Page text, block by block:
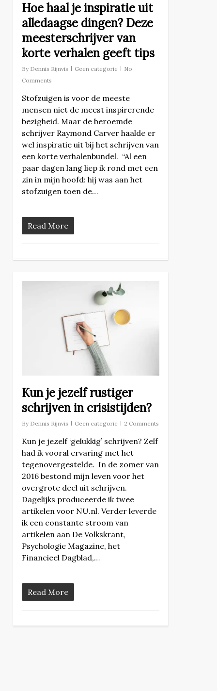
Hoe haal je inspiratie uit
alledaagse dingen? Deze
meesterschrijver van
korte verhalen geeft tips
By Dennis Rijnvis Geen categorie
No
Comments
Stofzuigen is voor de meeste
mensen niet de meest inspirerende
bezigheid. Maar de beroemde
schrijver Raymond Carver haalde er
wel inspiratie uit bij het schrijven van
een korte verhalenbundel. “Al een
paar dagen lang liep ik rond met een
zin in mijn hoofd: hij was aan het
stofzuigen toen de…
Read More
Kun je jezelf rustiger
schrijven in crisistijden?
By Dennis Rijnvis Geen categorie 2 Comments
Kun je jezelf ‘gelukkig’ schrijven? Zelf
had ik vooral ervaring met het
tegenovergestelde. In de zomer van
2016 bestond mijn leven voor het
overgrote deel uit schrijven.
Dagelijks produceerde ik twee
artikelen voor NU.nl. Verder leverde
ik een constante stroom van
artikelen aan De Volkskrant,
Psychologie Magazine, het
Financieel Dagblad,…
Read More